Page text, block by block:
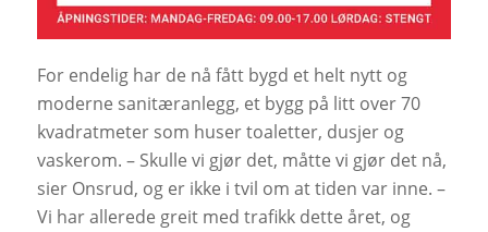
For endelig har de nå fått bygd et helt nytt og
moderne sanitæranlegg, et bygg på litt over 70
kvadratmeter som huser toaletter, dusjer og
vaskerom. – Skulle vi gjør det, måtte vi gjør det nå,
sier Onsrud, og er ikke i tvil om at tiden var inne. –
Vi har allerede greit med trafikk dette året, og